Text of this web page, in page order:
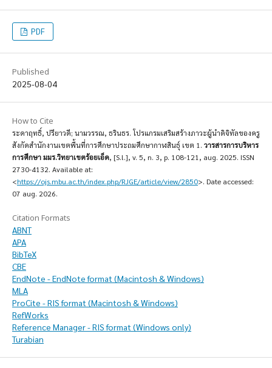
PDF
Published
2025-08-04
How to Cite
ระดาฤทธิ์, ปรียาวดี; นามวรรณ, ธรินธร. โปรแกรมเสริมสร้างภาวะผู้นำดิจิทัลของครู
สังกัดสำนักงานเขตพื้นที่การศึกษาประถมศึกษากาฬสินธุ์ เขต 1. วารสารการบริหาร
การศึกษา มมร.วิทยาเขตร้อยเอ็ด, [S.l.], v. 5, n. 3, p. 108-121, aug. 2025. ISSN
2730-4132. Available at:
<https://ojs.mbu.ac.th/index.php/RJGE/article/view/2850>. Date accessed:
07 aug. 2026.
Citation Formats
ABNT
APA
BibTeX
CBE
EndNote - EndNote format (Macintosh & Windows)
MLA
ProCite - RIS format (Macintosh & Windows)
RefWorks
Reference Manager - RIS format (Windows only)
Turabian